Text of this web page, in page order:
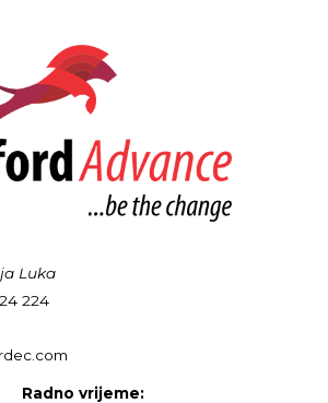
Luka
224
Radno vrijeme: